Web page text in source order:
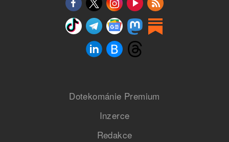
Dotekománie Premium
Inzerce
Redakce